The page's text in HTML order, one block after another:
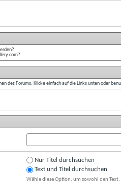
des Forums. Klicke einfach auf die Links unten oder
Nur Titel durchsuchen
Text und Titel durchsuchen
Wähle diese Option, um sowohl den